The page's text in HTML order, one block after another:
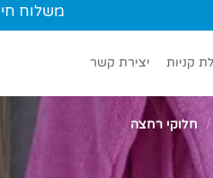
משלוח חינם עד
קניות יצירת קשר
/ חלוקי רחצה